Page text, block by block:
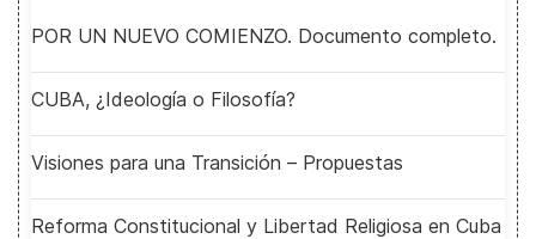
POR UN NUEVO COMIENZO. Documento completo.
CUBA, ¿Ideología o Filosofía?
Visiones para una Transición – Propuestas
Reforma Constitucional y Libertad Religiosa en Cuba